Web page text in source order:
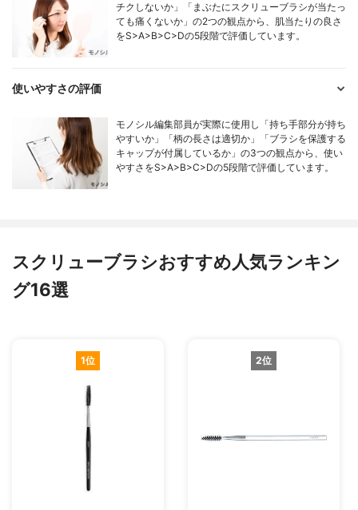
チクしないか」「まぶたにスクリューブラシが当たっ
ても痛くないか」の2つの観点から、肌当たりの良さ
をS>A>B>C>Dの5段階で評価しています。
使いやすさの評価
モノシル編集部員が実際に使用し「持ち手部分が持ち
やすいか」「柄の長さは適切か」「ブラシを保護する
キャップが付属しているか」の3つの観点から、使い
やすさをS>A>B>C>Dの5段階で評価しています。
スクリューブラシおすすめ人気ランキン
グ16選
1位 2位